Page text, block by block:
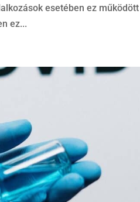
esetében ez
ez...